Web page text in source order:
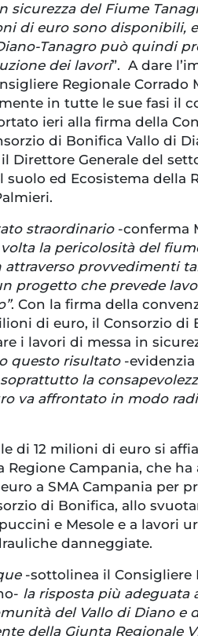
sicurezza del Fiume
di euro sono disponibili,
Tanagro può quindi
dei lavori”. A dare
Regionale Corrado
in tutte le sue fasi il
ieri alla firma della
di Bonifica Vallo di
Direttore Generale del
suolo ed Ecosistema della
straordinario -conferma
la pericolosità del
attraverso provvedimenti
progetto che prevede
. Con la firma della
di euro, il Consorzio di
i lavori di messa in
questo risultato-evidenzia
la
va affrontato in modo
di 12 milioni di euro si
Campania, che ha
a SMA Campania per
di Bonifica, allo
e Mesole e a lavori
danneggiate.
-sottolinea il Consigliere
la risposta più adeguata
del Vallo di Diano e
della Giunta Regionale